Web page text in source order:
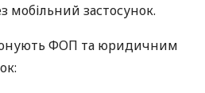
мобільний застосунок.
ФОП та юридичним